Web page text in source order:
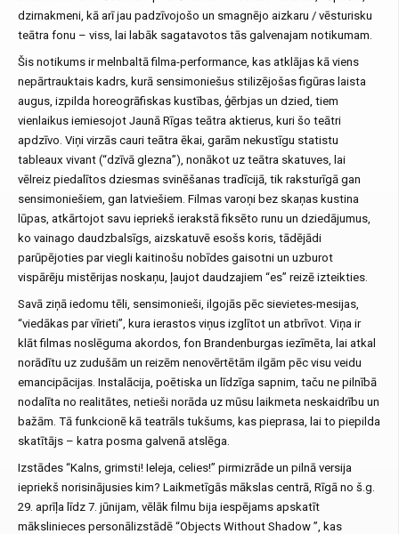
dzirnakmeni, kā arī jau padzīvojošo un smagnējo aizkaru / vēsturisku
teātra fonu – viss, lai labāk sagatavotos tās galvenajam notikumam.
Šis notikums ir melnbaltā filma-performance, kas atklājas kā viens
nepārtrauktais kadrs, kurā sensimoniešus stilizējošas figūras laista
augus, izpilda horeogrāfiskas kustības, ģērbjas un dzied, tiem
vienlaikus iemiesojot Jaunā Rīgas teātra aktierus, kuri šo teātri
apdzīvo. Viņi virzās cauri teātra ēkai, garām nekustīgu statistu
tableaux vivant (“dzīvā glezna”), nonākot uz teātra skatuves, lai
vēlreiz piedalītos dziesmas svinēšanas tradīcijā, tik raksturīgā gan
sensimoniešiem, gan latviešiem. Filmas varoņi bez skaņas kustina
lūpas, atkārtojot savu iepriekš ierakstā fiksēto runu un dziedājumus,
ko vainago daudzbalsīgs, aizskatuvē esošs koris, tādējādi
parūpējoties par viegli kaitinošu nobīdes gaisotni un uzburot
vispārēju mistērijas noskaņu, ļaujot daudzajiem “es” reizē izteikties.
Savā ziņā iedomu tēli, sensimonieši, ilgojās pēc sievietes-mesijas,
“viedākas par vīrieti”, kura ierastos viņus izglītot un atbrīvot. Viņa ir
klāt filmas noslēguma akordos, fon Brandenburgas iezīmēta, lai atkal
norādītu uz zudušām un reizēm nenovērtētām ilgām pēc visu veidu
emancipācijas. Instalācija, poētiska un līdzīga sapnim, taču ne pilnībā
nodalīta no realitātes, netieši norāda uz mūsu laikmeta neskaidrību un
bažām. Tā funkcionē kā teatrāls tukšums, kas pieprasa, lai to piepilda
skatītājs – katra posma galvenā atslēga.
Izstādes “Kalns, grimsti! Ieleja, celies!” pirmizrāde un pilnā versija
iepriekš norisinājusies kim? Laikmetīgās mākslas centrā, Rīgā no š.g.
29. aprīļa līdz 7. jūnijam, vēlāk filmu bija iespējams apskatīt
mākslinieces personālizstādē “Objects Without Shadow ”, kas